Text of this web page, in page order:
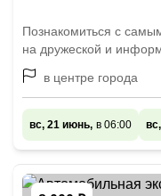
Познакомиться с
на дружеской и
в центре города
вс, 21 июнь, в 06:00